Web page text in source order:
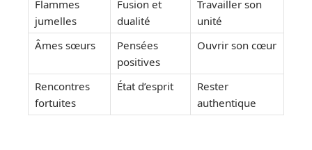
Flammes
jumelles
Fusion et
dualité
Travailler son
unité
Âmes sœurs
Pensées
positives
Ouvrir son cœur
Rencontres
fortuites
État d’esprit
Rester
authentique